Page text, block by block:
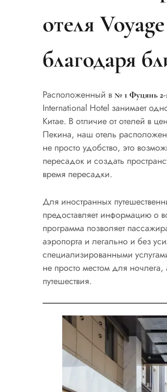
отеля
благодаря
Расположенный в № 1 Фуцянь
International Hotel занимает
Китае. В отличие от отелей в
Пекина, наш отель расположен
не просто удобство, это
пересадок и создать
время пересадки.
Для иностранных
предоставляет информацию о
программа позволяет
аэропорта и легально и без
специализированными
не просто местом для
путешествия.